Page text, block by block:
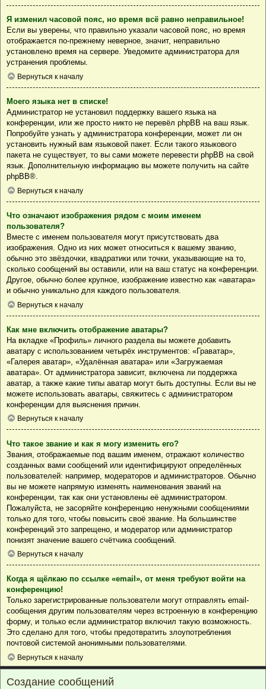
Я изменил часовой пояс, но время всё равно неправильное!
Если вы уверены, что правильно указали часовой пояс, но время
отображается по-прежнему неверное, значит, неправильно
установлено время на сервере. Уведомите администратора для
устранения проблемы.
Вернуться к началу
Моего языка нет в списке!
Администратор не установил поддержку вашего языка на
конференции, или же просто никто не перевёл phpBB на ваш язык.
Попробуйте узнать у администратора конференции, может ли он
установить нужный вам языковой пакет. Если такого языкового
пакета не существует, то вы сами можете перевести phpBB на свой
язык. Дополнительную информацию вы можете получить на сайте
phpBB®.
Вернуться к началу
Что означают изображения рядом с моим именем
пользователя?
Вместе с именем пользователя могут присутствовать два
изображения. Одно из них может относиться к вашему званию,
обычно это звёздочки, квадратики или точки, указывающие на то,
сколько сообщений вы оставили, или на ваш статус на конференции.
Другое, обычно более крупное, изображение известно как «аватара»
и обычно уникально для каждого пользователя.
Вернуться к началу
Как мне включить отображение аватары?
На вкладке «Профиль» личного раздела вы можете добавить
аватару с использованием четырёх инструментов: «Граватар»,
«Галерея аватар», «Удалённая аватара» или «Загружаемая
аватара». От администратора зависит, включена ли поддержка
аватар, а также какие типы аватар могут быть доступны. Если вы не
можете использовать аватары, свяжитесь с администратором
конференции для выяснения причин.
Вернуться к началу
Что такое звание и как я могу изменить его?
Звания, отображаемые под вашим именем, отражают количество
созданных вами сообщений или идентифицируют определённых
пользователей: например, модераторов и администраторов. Обычно
вы не можете напрямую изменять наименования званий на
конференции, так как они установлены её администратором.
Пожалуйста, не засоряйте конференцию ненужными сообщениями
только для того, чтобы повысить своё звание. На большинстве
конференций это запрещено, и модератор или администратор
понизят значение вашего счётчика сообщений.
Вернуться к началу
Когда я щёлкаю по ссылке «email», от меня требуют войти на
конференцию!
Только зарегистрированные пользователи могут отправлять email-
сообщения другим пользователям через встроенную в конференцию
форму, и только если администратор включил такую возможность.
Это сделано для того, чтобы предотвратить злоупотребления
почтовой системой анонимными пользователями.
Вернуться к началу
Создание сообщений